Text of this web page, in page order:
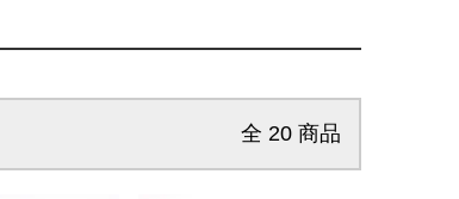
全 20 商品